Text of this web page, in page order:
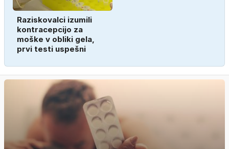
Raziskovalci izumili
kontracepcijo za
moške v obliki gela,
prvi testi uspešni